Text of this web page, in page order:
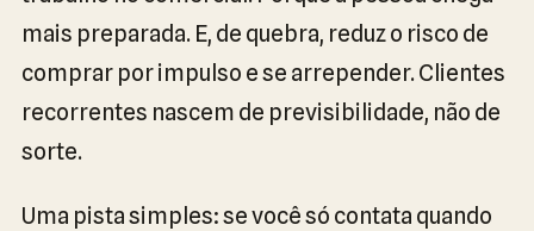
mais preparada. E, de quebra, reduz o risco de
comprar por impulso e se arrepender. Clientes
recorrentes nascem de previsibilidade, não de
sorte.
Uma pista simples: se você só contata quando